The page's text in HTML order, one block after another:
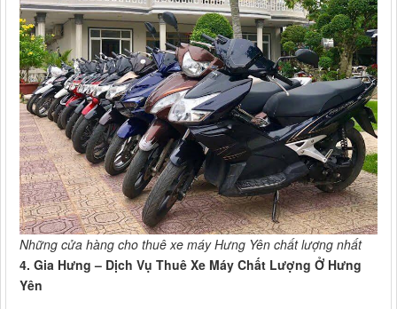
Những cửa hàng cho thuê xe máy Hưng Yên chất lượng nhất
4. Gia Hưng – Dịch Vụ Thuê Xe Máy Chất Lượng Ở Hưng
Yên